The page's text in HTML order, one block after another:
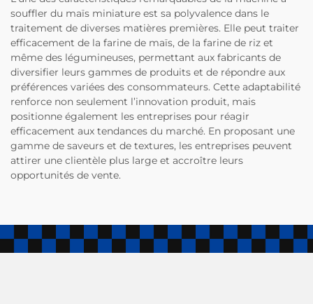
souffler du maïs miniature est sa polyvalence dans le
traitement de diverses matières premières. Elle peut traiter
efficacement de la farine de maïs, de la farine de riz et
même des légumineuses, permettant aux fabricants de
diversifier leurs gammes de produits et de répondre aux
préférences variées des consommateurs. Cette adaptabilité
renforce non seulement l’innovation produit, mais
positionne également les entreprises pour réagir
efficacement aux tendances du marché. En proposant une
gamme de saveurs et de textures, les entreprises peuvent
attirer une clientèle plus large et accroître leurs
opportunités de vente.